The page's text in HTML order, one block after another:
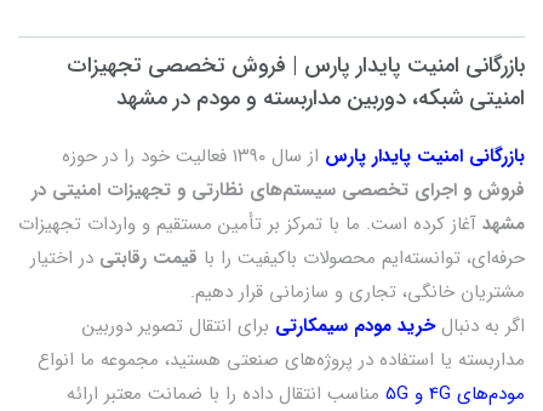
بازرگانی امنیت پایدار پارس | فروش تخصصی تجهیزات
امنیتی شبکه، دوربین مداربسته و مودم در مشهد
بازرگانی امنیت پایدار پارس از سال ۱۳۹۰ فعالیت خود را در حوزه
فروش و اجرای تخصصی سیستم‌های نظارتی و تجهیزات امنیتی در
مشهد آغاز کرده است. ما با تمرکز بر تأمین مستقیم و واردات تجهیزات
حرفه‌ای، توانسته‌ایم محصولات باکیفیت را با قیمت رقابتی در اختیار
مشتریان خانگی، تجاری و سازمانی قرار دهیم.
اگر به دنبالخرید مودم سیمکارتی برای انتقال تصویر دوربین
مداربسته یا استفاده در پروژه‌های صنعتی هستید، مجموعه ما انواع
مودم‌های 4G و 5G
مناسب انتقال داده را با ضمانت معتبر ارائه